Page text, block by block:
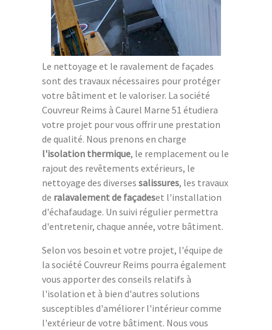
Le nettoyage et le ravalement de façades
sont des travaux nécessaires pour protéger
votre bâtiment et le valoriser. La société
Couvreur Reims à Caurel Marne 51 étudiera
votre projet pour vous offrir une prestation
de qualité. Nous prenons en charge
l'isolation thermique, le remplacement ou le
rajout des revêtements extérieurs, le
nettoyage des diverses salissures, les travaux
de ralavalement de façadeset l'installation
d'échafaudage. Un suivi régulier permettra
d'entretenir, chaque année, votre bâtiment.
Selon vos besoin et votre projet, l'équipe de
la société Couvreur Reims pourra également
vous apporter des conseils relatifs à
l'isolation et à bien d'autres solutions
susceptibles d'améliorer l'intérieur comme
l'extérieur de votre bâtiment. Nous vous